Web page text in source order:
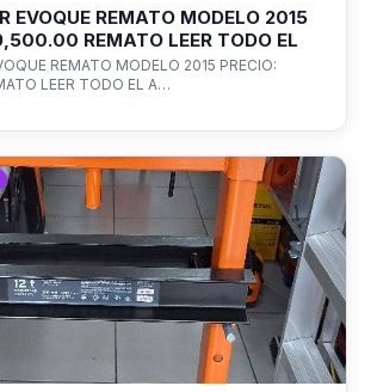
EVOQUE REMATO MODELO 2015
REMATO LEER TODO EL
REMATO MODELO 2015 PRECIO:
LEER TODO EL A…